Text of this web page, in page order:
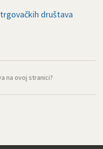
društava
na ovoj stranici?